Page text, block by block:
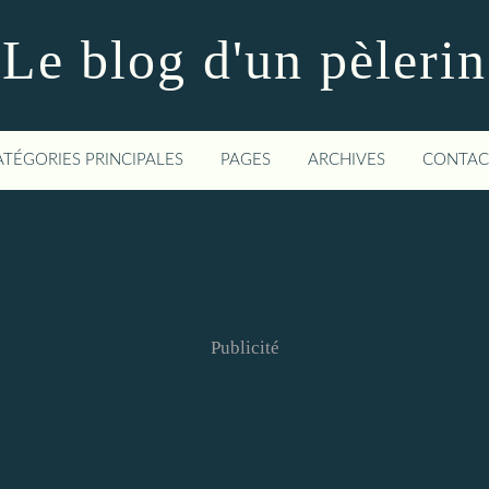
Le blog d'un pèlerin
PRINCIPALES PAGES ARCHIVES
Publicité